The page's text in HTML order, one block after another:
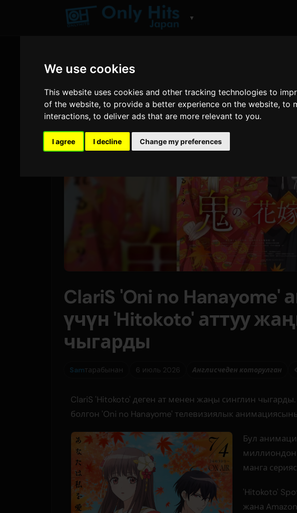
We use cookies
This website uses cookies and other tracking technologies to
of the website,to provide a better experience on the website,to
interactions,to deliver ads that are more relevant to you.
I agree I decline Change my preferences
▼
ClariS 'Oni no
үчүн 'Hitokoto' аттуу
чыгарды
Samтарабынан 6 июль 2026 Англисчеден которулган
ClariS 'Hitokoto' деген ат менен жаңы синглин
болгон 'Oni no Hanayome' телевизиялык
Бул
миллиондон
манга
'Hitokoto'
жана